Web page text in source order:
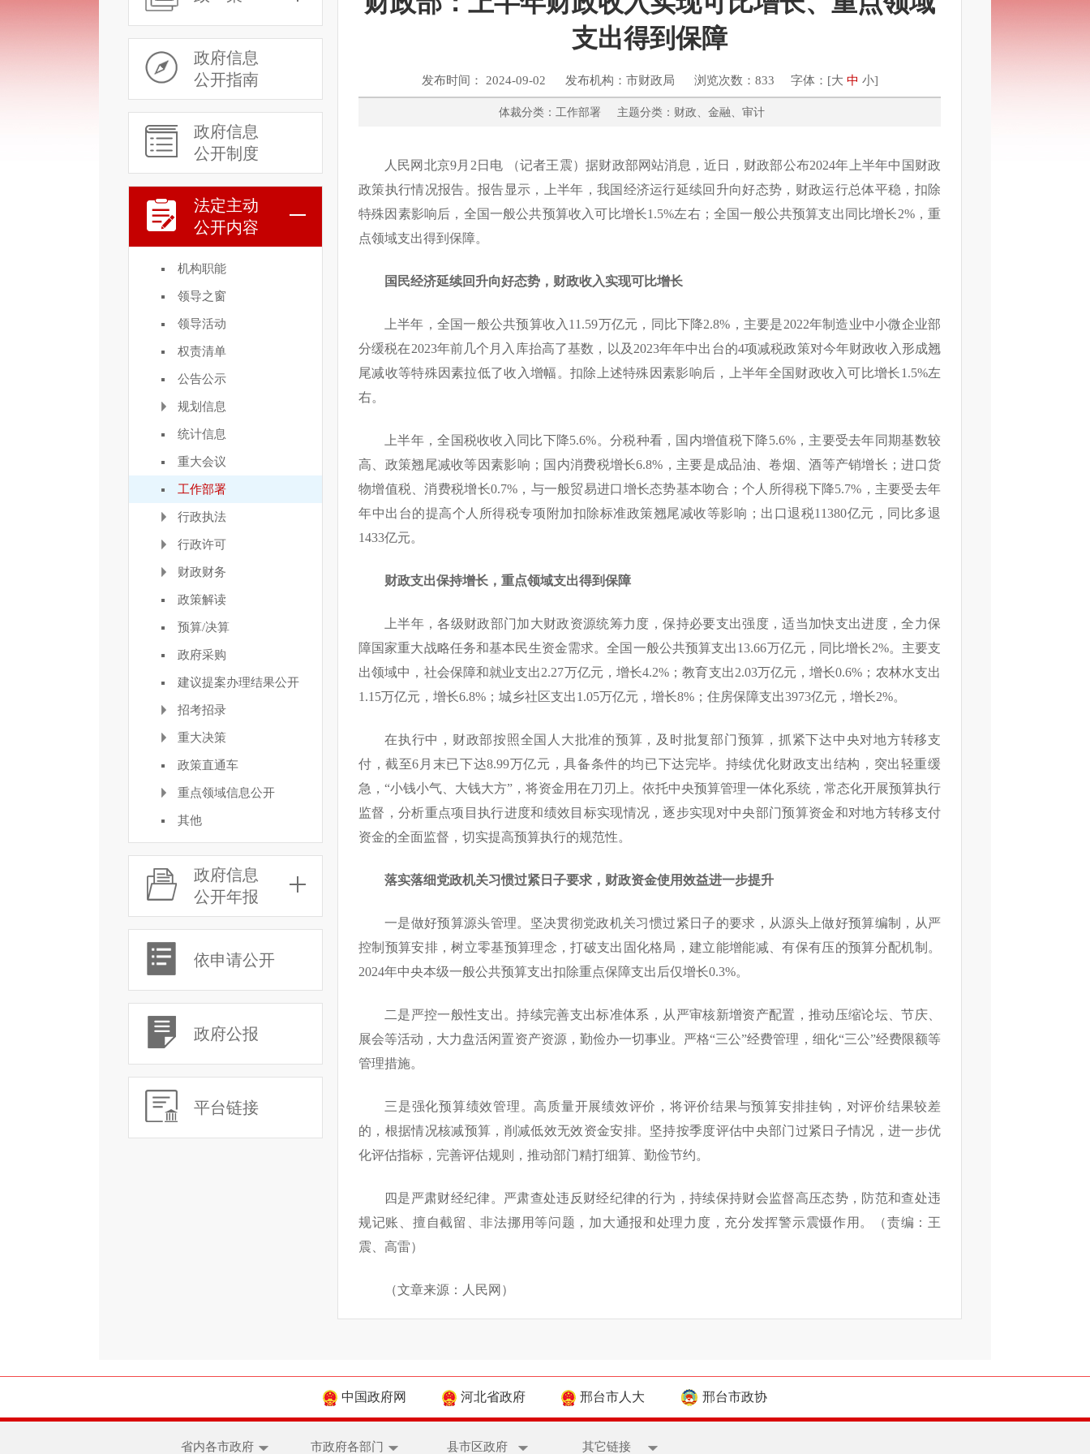
政府信息
公开指南
政府信息
公开制度
法定主动
公开内容
机构职能
领导之窗
领导活动
权责清单
公告公示
规划信息
统计信息
重大会议
工作部署
行政执法
行政许可
财政财务
政策解读
预算/决算
政府采购
建议提案办理结果公开
招考招录
重大决策
政策直通车
重点领域信息公开
其他
政府信息
公开年报
依申请公开
政府公报
平台链接
支出得到保障
发布时间： 2024-09-02 发布机构：市财政局 浏览次数：833 字体：[大 中 小]
体裁分类：工作部署 主题分类：财政、金融、审计
人民网北京9月2日电 （记者王震）据财政部网站消息，近日，财政部公布2024年上半年中国财政
政策执行情况报告。报告显示，上半年，我国经济运行延续回升向好态势，财政运行总体平稳，扣除
特殊因素影响后，全国一般公共预算收入可比增长1.5%左右；全国一般公共预算支出同比增长2%，重
点领域支出得到保障。
国民经济延续回升向好态势，财政收入实现可比增长
上半年，全国一般公共预算收入11.59万亿元，同比下降2.8%，主要是2022年制造业中小微企业部
分缓税在2023年前几个月入库抬高了基数，以及2023年年中出台的4项减税政策对今年财政收入形成翘
尾减收等特殊因素拉低了收入增幅。扣除上述特殊因素影响后，上半年全国财政收入可比增长1.5%左
右。
上半年，全国税收收入同比下降5.6%。分税种看，国内增值税下降5.6%，主要受去年同期基数较
高、政策翘尾减收等因素影响；国内消费税增长6.8%，主要是成品油、卷烟、酒等产销增长；进口货
物增值税、消费税增长0.7%，与一般贸易进口增长态势基本吻合；个人所得税下降5.7%，主要受去年
年中出台的提高个人所得税专项附加扣除标准政策翘尾减收等影响；出口退税11380亿元，同比多退
1433亿元。
财政支出保持增长，重点领域支出得到保障
上半年，各级财政部门加大财政资源统筹力度，保持必要支出强度，适当加快支出进度，全力保
障国家重大战略任务和基本民生资金需求。全国一般公共预算支出13.66万亿元，同比增长2%。主要支
出领域中，社会保障和就业支出2.27万亿元，增长4.2%；教育支出2.03万亿元，增长0.6%；农林水支出
1.15万亿元，增长6.8%；城乡社区支出1.05万亿元，增长8%；住房保障支出3973亿元，增长2%。
在执行中，财政部按照全国人大批准的预算，及时批复部门预算，抓紧下达中央对地方转移支
付，截至6月末已下达8.99万亿元，具备条件的均已下达完毕。持续优化财政支出结构，突出轻重缓
急，“小钱小气、大钱大方”，将资金用在刀刃上。依托中央预算管理一体化系统，常态化开展预算执行
监督，分析重点项目执行进度和绩效目标实现情况，逐步实现对中央部门预算资金和对地方转移支付
资金的全面监督，切实提高预算执行的规范性。
落实落细党政机关习惯过紧日子要求，财政资金使用效益进一步提升
一是做好预算源头管理。坚决贯彻党政机关习惯过紧日子的要求，从源头上做好预算编制，从严
控制预算安排，树立零基预算理念，打破支出固化格局，建立能增能减、有保有压的预算分配机制。
2024年中央本级一般公共预算支出扣除重点保障支出后仅增长0.3%。
二是严控一般性支出。持续完善支出标准体系，从严审核新增资产配置，推动压缩论坛、节庆、
展会等活动，大力盘活闲置资产资源，勤俭办一切事业。严格“三公”经费管理，细化“三公”经费限额等
管理措施。
三是强化预算绩效管理。高质量开展绩效评价，将评价结果与预算安排挂钩，对评价结果较差
的，根据情况核减预算，削减低效无效资金安排。坚持按季度评估中央部门过紧日子情况，进一步优
化评估指标，完善评估规则，推动部门精打细算、勤俭节约。
四是严肃财经纪律。严肃查处违反财经纪律的行为，持续保持财会监督高压态势，防范和查处违
规记账、擅自截留、非法挪用等问题，加大通报和处理力度，充分发挥警示震慑作用。（责编：王
震、高雷）
（文章来源：人民网）
中国政府网 河北省政府 邢台市人大 邢台市政协
省内各市政府 市政府各部门 县市区政府 其它链接